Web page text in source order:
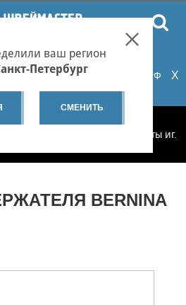
оплатой заказов на сайте
сертификаты НУЦ Минцифры РФ
Подробнее...
X
ваш регион
Петербург
СМЕНИТЬ
Винты
BERNINA